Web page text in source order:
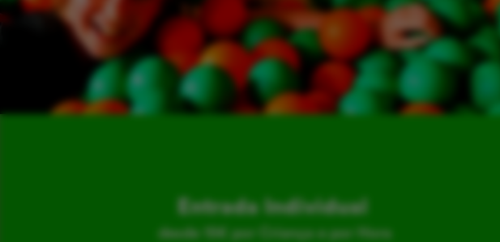
Entrada Individual
desde 15€ por Criança e por Hora